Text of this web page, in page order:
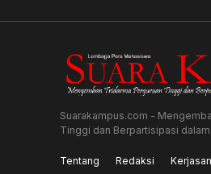
Suarakampus.com -
Tinggi dan Berpartisipasi
Tentang Redaksi